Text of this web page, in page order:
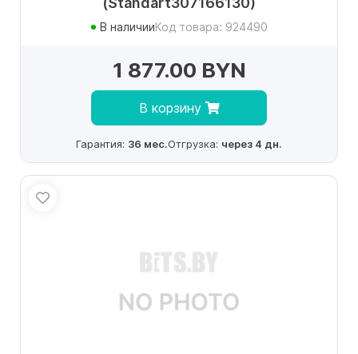
В наличииКод товара: 924490
1 877.00 BYN
В корзину
Гарантия: 36 мес.Отгрузка: через 4 дн.